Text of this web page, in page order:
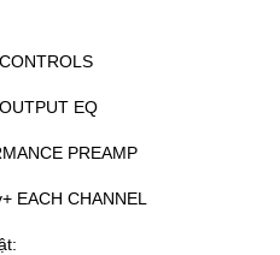
EQ
PREAMP
EACH CHANNEL